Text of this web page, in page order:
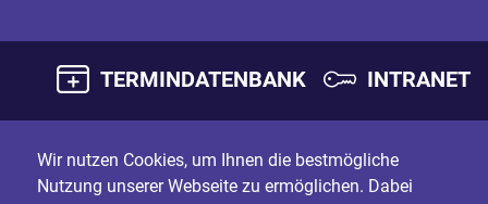
TERMINDATENBANK INTRANET
Wir nutzen Cookies, um Ihnen die bestmögliche
Nutzung unserer Webseite zu ermöglichen. Dabei